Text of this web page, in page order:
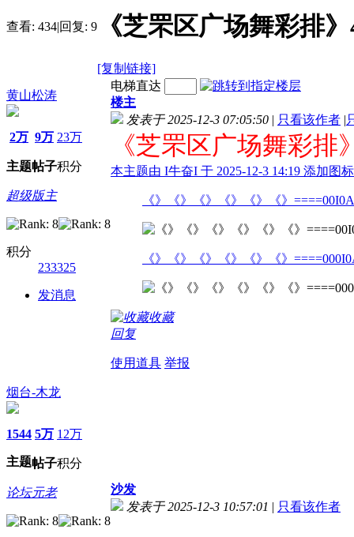
查看: 434|回复: 9 《芝罘区广场舞彩排
[复制链接]
黄山松涛
2万
主题
9万
帖子
23万
积分
超级版主
积分
233325
发消息
电梯直达
楼主
发表于 2025-12-3 07:05:50 | 只看该作者 |
《芝罘区广场舞彩排
本主题由 I牛奋I 于 2025-12-3 14:19 添加图
《》《》《》《》《》《》
《》《》《》《》《》《》
收藏
回复
使用道具 举报
烟台-木龙
1544
主题
5万
帖子
12万
积分
论坛元老
沙发
发表于 2025-12-3 10:57:01 | 只看该作者